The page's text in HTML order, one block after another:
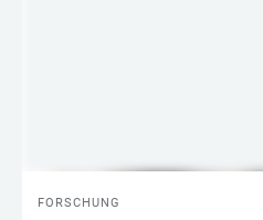
FORSCHUNG